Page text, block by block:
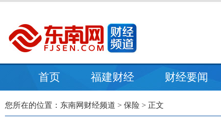
首页 福建财经 财经要闻
您所在的位置： 东南网财经频道 > 保险 > 正文